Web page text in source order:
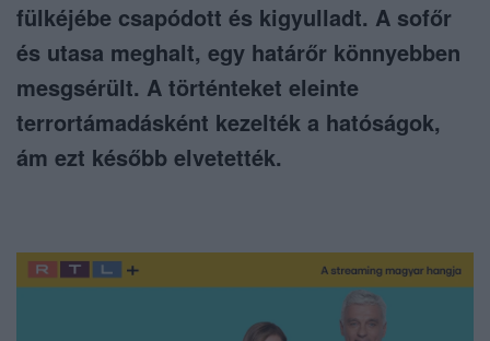
fülkéjébe csapódott és kigyulladt. A sofőr
és utasa meghalt, egy határőr könnyebben
mesgsérült. A történteket eleinte
terrortámadásként kezelték a hatóságok,
ám ezt később elvetették.